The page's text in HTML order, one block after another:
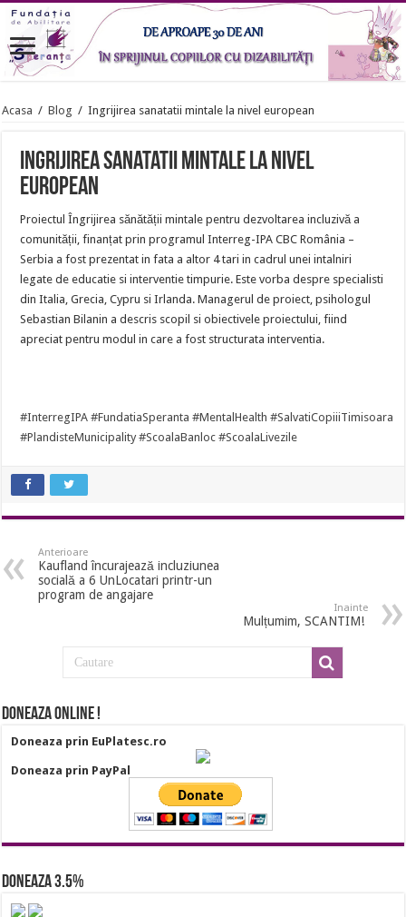
Acasa / Blog / Ingrijirea sanatatii mintale la nivel european
Ingrijirea sanatatii mintale la nivel
european
Proiectul Îngrijirea sănătății mintale pentru dezvoltarea incluzivă a
comunității, finanțat prin programul Interreg-IPA CBC România –
Serbia a fost prezentat in fata a altor 4 tari in cadrul unei intalniri
legate de educatie si interventie timpurie. Este vorba despre specialisti
din Italia, Grecia, Cypru si Irlanda. Managerul de proiect, psihologul
Sebastian Bilanin a descris scopil si obiectivele proiectului, fiind
apreciat pentru modul in care a fost structurata interventia.
#InterregIPA #FundatiaSperanta #MentalHealth #SalvatiCopiiiTimisoara
#PlandisteMunicipality #ScoalaBanloc #ScoalaLivezile
Anterioare
Kaufland încurajează incluziunea
socială a 6 UnLocatari printr-un
program de angajare
Inainte
Mulțumim, SCANTIM!
Doneaza online !
Doneaza prin EuPlatesc.ro
Doneaza prin PayPal
Doneaza 3.5%